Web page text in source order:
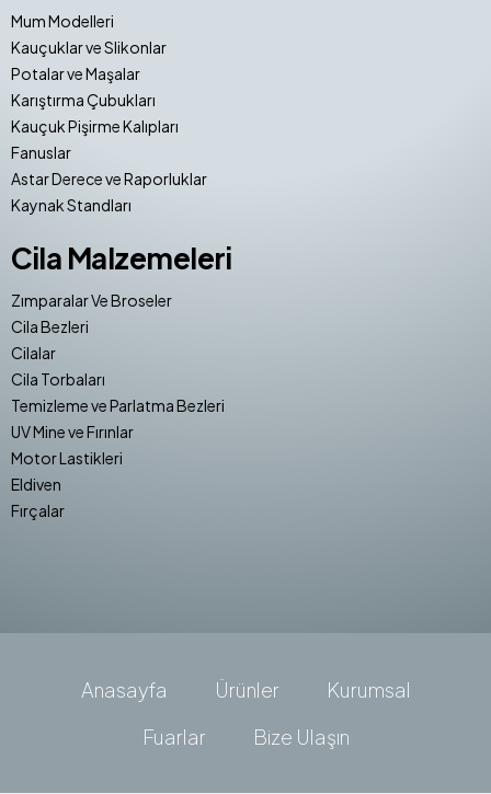
Mum Modelleri
Kauçuklar ve Slikonlar
Potalar ve Maşalar
Karıştırma Çubukları
Kauçuk Pişirme Kalıpları
Fanuslar
Astar Derece ve Raporluklar
Kaynak Standları
Cila Malzemeleri
Zımparalar Ve Broseler
Cila Bezleri
Cilalar
Cila Torbaları
Temizleme ve Parlatma Bezleri
UV Mine ve Fırınlar
Motor Lastikleri
Eldiven
Fırçalar
Anasayfa Ürünler
Kurumsal
Fuarlar
Bize Ulaşın